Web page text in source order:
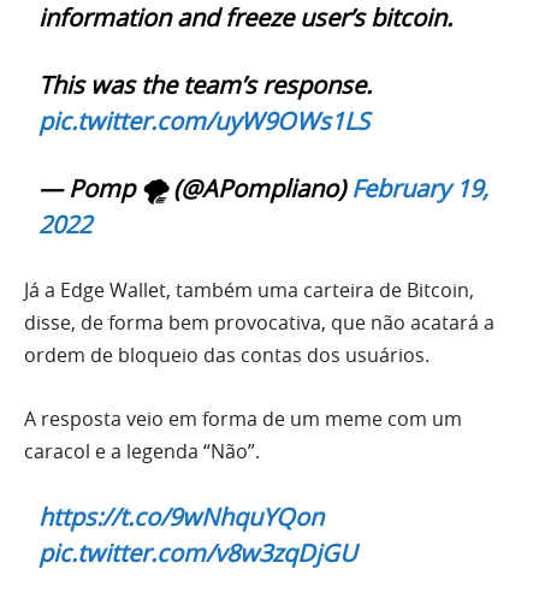
information and freeze user’s bitcoin.
This was the team’s response.
pic.twitter.com/uyW9OWs1LS
— Pomp 🌪 (@APompliano)February 19,
2022
Já a Edge Wallet, também uma carteira de Bitcoin,
disse, de forma bem provocativa, que não acatará a
ordem de bloqueio das contas dos usuários.
A resposta veio em forma de um meme com um
caracol e a legenda “Não”.
https://t.co/9wNhquYQon
pic.twitter.com/v8w3zqDjGU